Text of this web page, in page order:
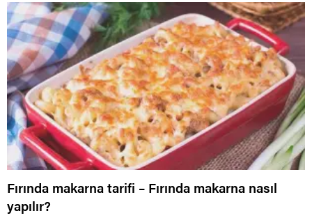
Fırında makarna tarifi – Fırında makarna nasıl
yapılır?